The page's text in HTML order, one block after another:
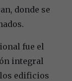
donde se
fue el
integral
edificios